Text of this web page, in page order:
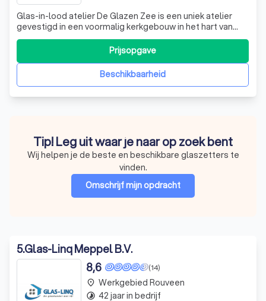
Glas-in-lood atelier De Glazen Zee is een uniek atelier
gevestigd in een voormalig kerkgebouw in het hart van
Steenwijk. Als gecertificeerd lid van de Ondernemers
Vereniging van Glazeniers, onderscheiden we ons door
onze expertise in het maken, ontwerpen en restaureren
van glas-in-lood producten. On
Beschikbaarheid
Prijsopgave
Tip! Leg uit waar je naar op zoek bent
Wij helpen je de beste en beschikbare glaszetters te
vinden.
Omschrijf mijn opdracht
5.Glas-Linq Meppel B.V.
(14)
8,6
place Werkgebied Rouveen
timelapse 42 jaar in bedrijf